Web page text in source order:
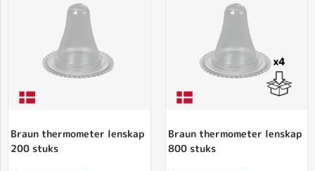
Braun thermometer lenskap
200 stuks
Braun thermometer lenskap
800 stuks